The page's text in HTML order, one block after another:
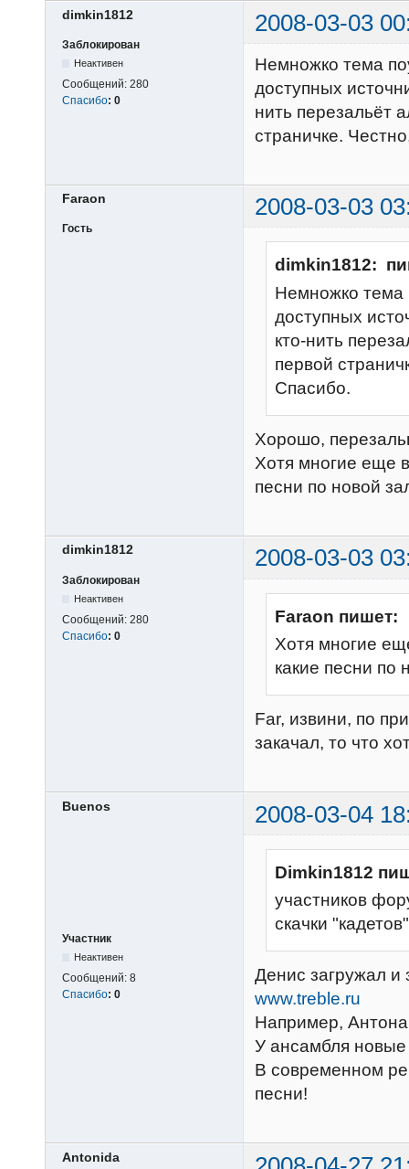
dimkin1812 2008-03-03
Заблокирован
Неактивен
Сообщений: 280
Спасибо: 0
Немножко тема
доступных
нить перезальёт
страничке.
Faraon 2008-03-03
Гость
dimkin1812:
Немножко тема
доступных
кто-нить
первой
Спасибо.
Хорошо,
Хотя многие еще
песни по новой
dimkin1812 2008-03-03
Заблокирован
Неактивен
Сообщений: 280
Спасибо: 0
Faraon пишет:
Хотя многие
какие песни по
Far, извини, по
закачал, то что
Buenos 2008-03-04
Участник
Неактивен
Сообщений: 8
Спасибо: 0
Dimkin1812
участников
скачки
Денис загружал и
www.treble.ru
Например,
У ансамбля
В современном
песни!
Antonida